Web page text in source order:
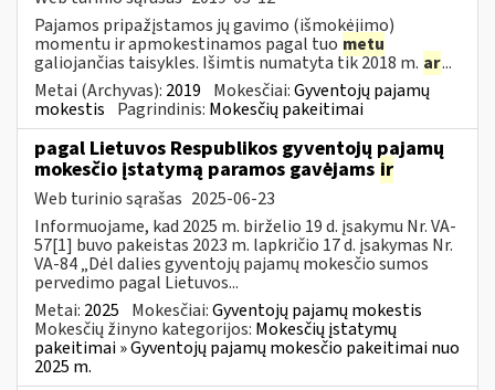
Pajamos pripažįstamos jų gavimo (išmokėjimo)
momentu ir apmokestinamos pagal tuo metu
galiojančias taisykles. Išimtis numatyta tik 2018 m. ar...
Metai (Archyvas): 2019 Mokesčiai:Gyventojų pajamų
mokestis Pagrindinis: Mokesčių pakeitimai
pagal Lietuvos Respublikos gyventojų pajamų
mokesčio įstatymą paramos gavėjams ir
Web turinio sąrašas 2025-06-23
Informuojame, kad 2025 m. birželio 19 d. įsakymu Nr. VA-
57[1] buvo pakeistas 2023 m. lapkričio 17 d. įsakymas Nr.
VA-84 „Dėl dalies gyventojų pajamų mokesčio sumos
pervedimo pagal Lietuvos...
Metai: 2025 Mokesčiai:Gyventojų pajamų mokestis
Mokesčių žinyno kategorijos: Mokesčių įstatymų
pakeitimai » Gyventojų pajamų mokesčio pakeitimai nuo
2025 m.